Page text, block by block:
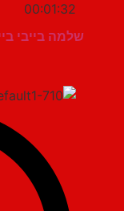
00:01:32
שלמה בייבי בייבי –